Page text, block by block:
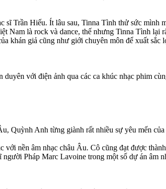
Trần Hiếu. Ít lâu sau, Tinna Tình thử sức
Nam là rock và dance, thế nhưng Tinna Tình
khán giả cũng như giới chuyên môn để xuất sắc
duyên với điện ảnh qua các ca khúc nhạc phim
Quỳnh Anh từng giành rất nhiều sự yêu mến
với nền âm nhạc châu Âu. Cô cũng đạt được
Pháp Marc Lavoine trong một số dự án âm